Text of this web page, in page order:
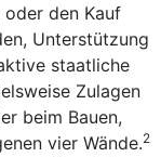
oder den Kauf
Unterstützung
staatliche
Zulagen
beim Bauen,
vier Wände.2